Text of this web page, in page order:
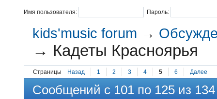
Имя пользователя: Пароль:
kids'music forum →
→ Кадеты Красноярья
Страницы Назад 1 2 3 4 5 6 Далее
Сообщений с 101 по 125 из 134